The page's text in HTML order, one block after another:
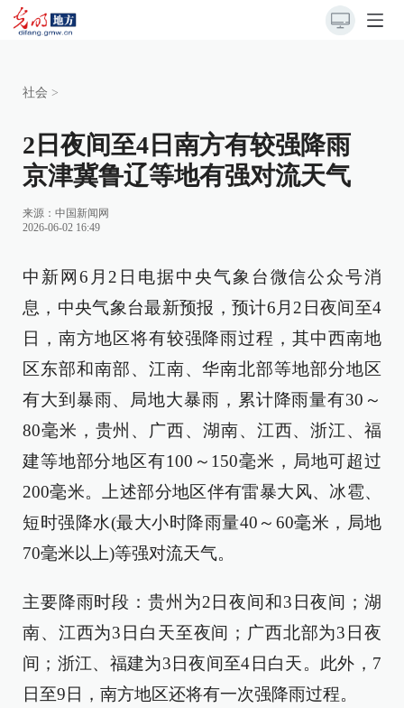
社会 >
2日夜间至4日南方有较强降雨
京津冀鲁辽等地有强对流天气
来源： 中国新闻网
2026-06-02 16:49
中新网6月2日电据中央气象台微信公众号消
息，中央气象台最新预报，预计6月2日夜间至4
日，南方地区将有较强降雨过程，其中西南地
区东部和南部、江南、华南北部等地部分地区
有大到暴雨、局地大暴雨，累计降雨量有30～
80毫米，贵州、广西、湖南、江西、浙江、福
建等地部分地区有100～150毫米，局地可超过
200毫米。上述部分地区伴有雷暴大风、冰雹、
短时强降水(最大小时降雨量40～60毫米，局地
70毫米以上)等强对流天气。
主要降雨时段：贵州为2日夜间和3日夜间；湖
南、江西为3日白天至夜间；广西北部为3日夜
间；浙江、福建为3日夜间至4日白天。此外，7
日至9日，南方地区还将有一次强降雨过程。